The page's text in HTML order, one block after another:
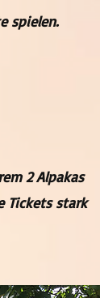
spielen.
2 Alpakas
Tickets stark